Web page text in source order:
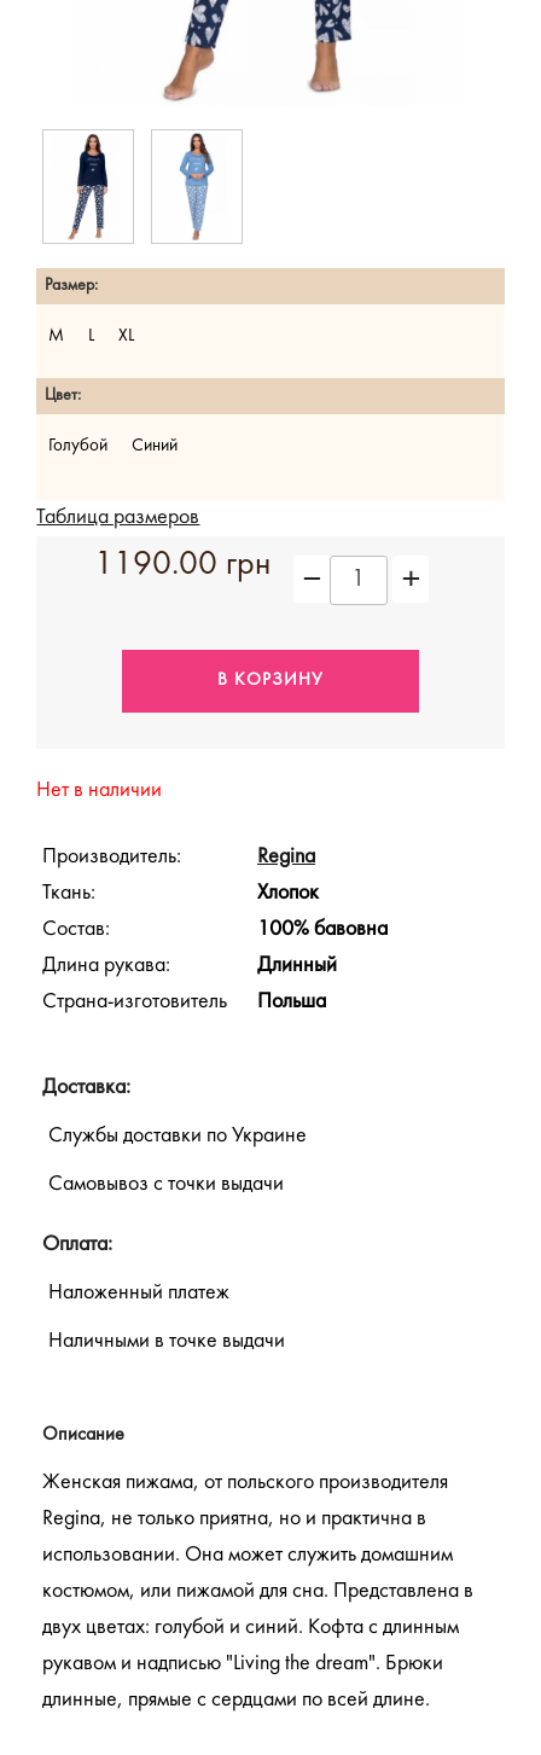
Размер:
M L XL
Цвет:
Голубой Синий
Таблица размеров
1190.00 грн
Нет в наличии
Производитель:
Regina
Ткань:
Хлопок
Состав:
100% бавовна
Длина рукава:
Длинный
Страна-изготовитель
Польша
Доставка:
Службы доставки по Украине
Самовывоз с точки выдачи
Оплата:
Наложенный платеж
Наличными в точке выдачи
Описание
Женская пижама, от польского производителя
Regina, не только приятна, но и практична в
использовании. Она может служить домашним
костюмом, или пижамой для сна. Представлена ​​в
двух цветах: голубой и синий. Кофта с длинным
рукавом и надписью "Living the dream". Брюки
длинные, прямые с сердцами по всей длине.